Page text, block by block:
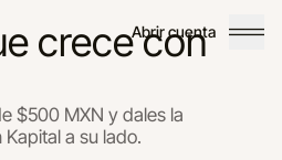
Abrir cuenta
crece con
$500 MXN y dales la
a su lado.